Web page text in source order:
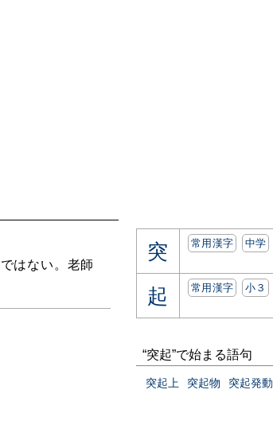
はない。老師
突 常用漢字 中学
起 常用漢字 小３
“突起”で始まる語句
突起上 突起物 突起発動